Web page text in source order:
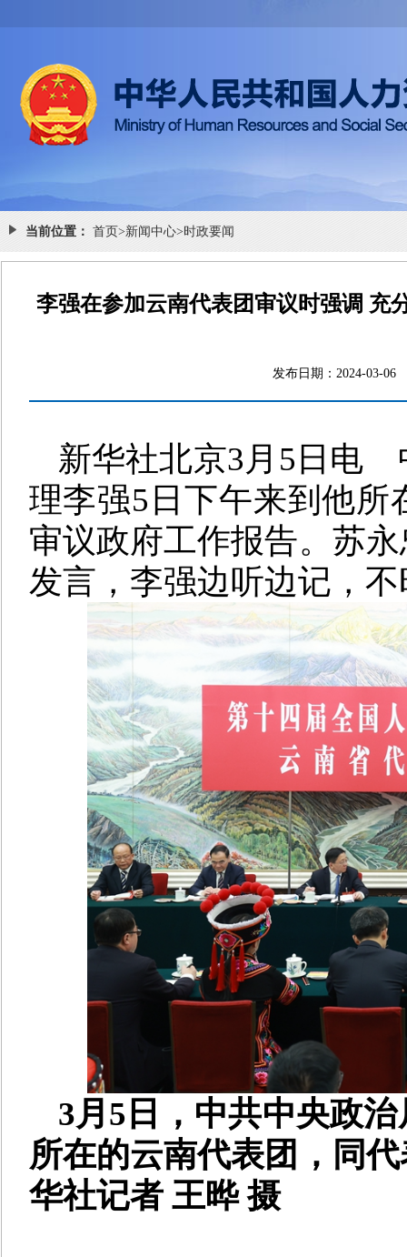
当前位置： 首页>新闻中心>时政要闻
李强在参加云南代表团审议时强调 充
发布日期：
新华社北京3月5日电
理李强5日下午来到他所
审议政府工作报告。苏
发言，李强边听边记，
3月5日，中共中央政
所在的云南代表团，同
华社记者 王晔 摄